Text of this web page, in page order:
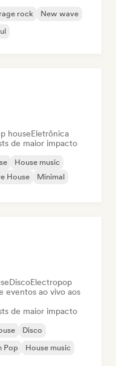
rock
New wave
houseEletrônica
de maior impacto
House music
House
Minimal
DiscoElectropop
eventos ao vivo aos
de maior impacto
Disco
Pop House music